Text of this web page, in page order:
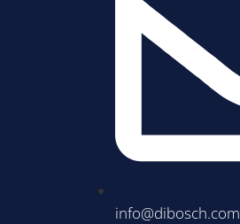
info@dibosch.com